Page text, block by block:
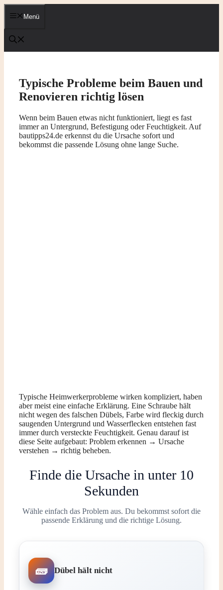
Zum
Inhalt Menü
Typische Probleme beim Bauen und
Renovieren richtig lösen
Wenn beim Bauen etwas nicht funktioniert, liegt es fast
immer an Untergrund, Befestigung oder Feuchtigkeit. Auf
bautipps24.de erkennst du die Ursache sofort und
bekommst die passende Lösung ohne lange Suche.
Typische Heimwerkerprobleme wirken kompliziert, haben
aber meist eine einfache Erklärung. Eine Schraube hält
nicht wegen des falschen Dübels, Farbe wird fleckig durch
saugenden Untergrund und Wasserflecken entstehen fast
immer durch versteckte Feuchtigkeit. Genau darauf ist
diese Seite aufgebaut: Problem erkennen → Ursache
verstehen → richtig beheben.
Finde die Ursache in unter 10
Sekunden
Wähle einfach das Problem aus. Du bekommst sofort die
passende Erklärung und die richtige Lösung.
Dübel hält nicht